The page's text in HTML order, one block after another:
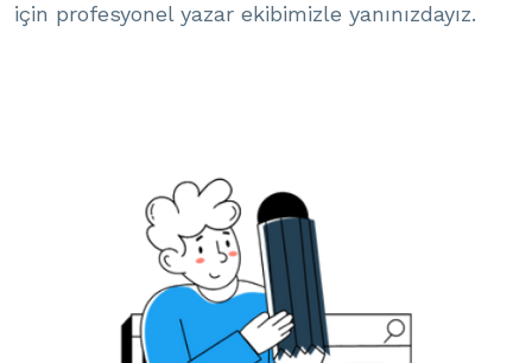
için profesyonel yazar ekibimizle yanınızdayız.